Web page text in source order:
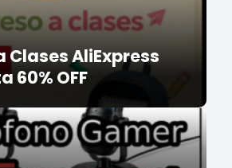
Clases AliExpress
60% OFF